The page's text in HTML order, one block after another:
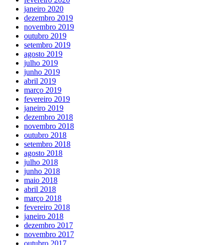
janeiro 2020
dezembro 2019
novembro 2019
outubro 2019
setembro 2019
agosto 2019
julho 2019
junho 2019
abril 2019
março 2019
fevereiro 2019
janeiro 2019
dezembro 2018
novembro 2018
outubro 2018
setembro 2018
agosto 2018
julho 2018
junho 2018
maio 2018
abril 2018
março 2018
fevereiro 2018
janeiro 2018
dezembro 2017
novembro 2017
outubro 2017